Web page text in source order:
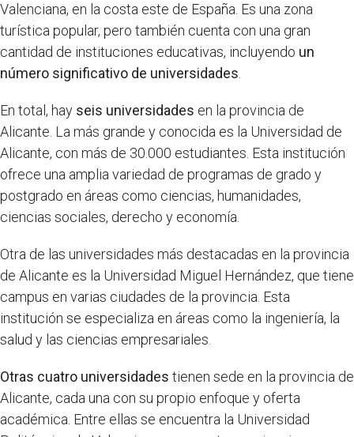
Valenciana, en la costa este de España. Es una zona
turística popular, pero también cuenta con una gran
cantidad de instituciones educativas, incluyendo un
número significativo de universidades
En total, hay seis universidades en la provincia de
Alicante. La más grande y conocida es la Universidad de
Alicante, con más de 30.000 estudiantes. Esta institución
ofrece una amplia variedad de programas de grado y
postgrado en áreas como ciencias, humanidades,
ciencias sociales, derecho y economía.
Otra de las universidades más destacadas en la provincia
de Alicante es la Universidad Miguel Hernández, que tiene
campus en varias ciudades de la provincia. Esta
institución se especializa en áreas como la ingeniería, la
salud y las ciencias empresariales.
Otras cuatro universidades tienen sede en la provincia de
Alicante, cada una con su propio enfoque y oferta
académica. Entre ellas se encuentra la Universidad